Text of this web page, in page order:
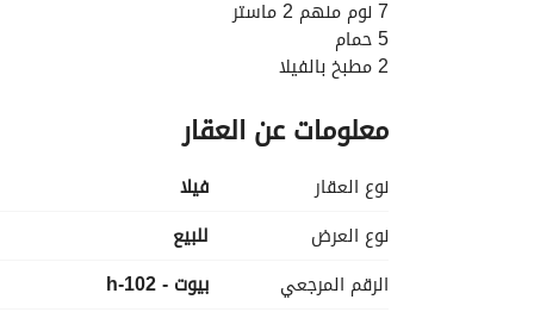
7 نوم منهم 2 ماستر
5 حمام
2 مطبخ بالفيلا
غرفه سائق بحمام
غرفه ناني بحمام
*على مصطبه اعلى من المحيط*
فيو ع الجولف مباشر
مساحه مميز
الوحيده معروضه للبيع بنفس النموذج
معلومات عن العقار
نوع العقار
فیلا
نوع العرض
للبيع
الرقم المرجعي
بيوت - h-102